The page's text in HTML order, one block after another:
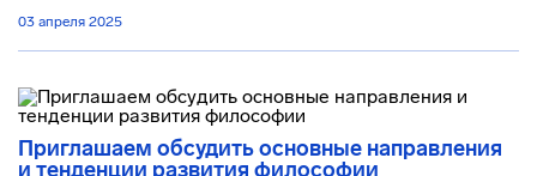
03 апреля 2025
Приглашаем обсудить основные направления
и тенденции развития философии